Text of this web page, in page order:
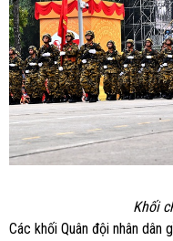
Khối
Các khối Quân đội nhân dân